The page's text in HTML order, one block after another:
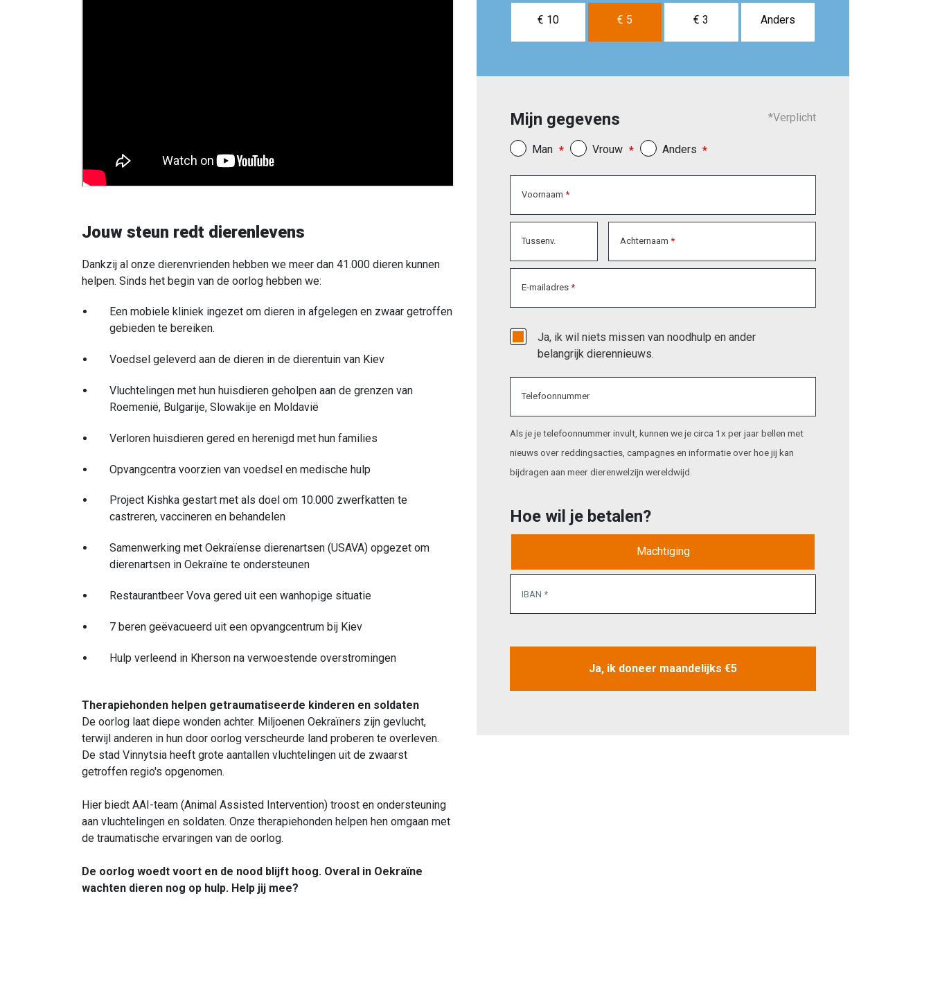
Jouw steun redt dierenlevens
Dankzij al onze dierenvrienden hebben we meer dan 41.000 dieren kunnen
helpen. Sinds het begin van de oorlog hebben we:
Een mobiele kliniek ingezet om dieren in afgelegen en zwaar getroffen
gebieden te bereiken.
Voedsel geleverd aan de dieren in de dierentuin van Kiev
Vluchtelingen met hun huisdieren geholpen aan de grenzen van
Roemenië, Bulgarije, Slowakije en Moldavië
Verloren huisdieren gered en herenigd met hun families
Opvangcentra voorzien van voedsel en medische hulp
Project Kishka gestart met als doel om 10.000 zwerfkatten te
castreren, vaccineren en behandelen
Samenwerking met Oekraïense dierenartsen (USAVA) opgezet om
dierenartsen in Oekraïne te ondersteunen
Restaurantbeer Vova gered uit een wanhopige situatie
7 beren geëvacueerd uit een opvangcentrum bij Kiev
Hulp verleend in Kherson na verwoestende overstromingen
Therapiehonden helpen getraumatiseerde kinderen en soldaten
De oorlog laat diepe wonden achter. Miljoenen Oekraïners zijn gevlucht,
terwijl anderen in hun door oorlog verscheurde land proberen te overleven.
De stad Vinnytsia heeft grote aantallen vluchtelingen uit de zwaarst
getroffen regio's opgenomen.
Hier biedt AAI-team (Animal Assisted Intervention) troost en ondersteuning
aan vluchtelingen en soldaten. Onze therapiehonden helpen hen omgaan met
de traumatische ervaringen van de oorlog.
De oorlog woedt voort en de nood blijft hoog. Overal in Oekraïne
wachten dieren nog op hulp. Help jij mee?
€ 10 € 5 € 3 Anders
Mijn gegevens *Verplicht
Man Vrouw Anders
Voornaam
Tussenv. Achternaam
E-mailadres
Ja, ik wil niets missen van noodhulp en ander
belangrijk dierennieuws.
Telefoonnummer
Als je je telefoonnummer invult, kunnen we je circa 1x per jaar bellen met
nieuws over reddingsacties, campagnes en informatie over hoe jij kan
bijdragen aan meer dierenwelzijn wereldwijd.
Hoe wil je betalen?
Machtiging
Ja, ik doneer maandelijks €5